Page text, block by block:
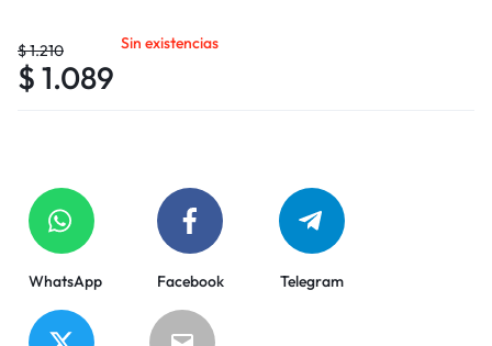
$1.210
$ 1.089
Sin existencias
WhatsApp Facebook Telegram